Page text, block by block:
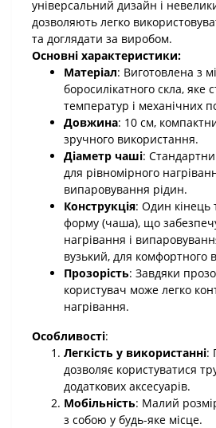
універсальний дизайн і
дозволяють легко
та доглядати за виробом.
Основні характеристики:
Матеріал: Виготовлена з
боросилікатного скла, яке
температур і механічних
Довжина: 10 см,
зручного використання.
Діаметр чаші:
для рівномірного
випаровування рідин.
Конструкція: Один кінець
форму (чаша), що
нагрівання і
вузький, для комфортного
Прозорість: Завдяки
користувач може легко
нагрівання.
Особливості:
Легкість у використанні:
дозволяє користуватися
додаткових аксесуарів.
Мобільність: Малий
з собою у будь-яке місце.